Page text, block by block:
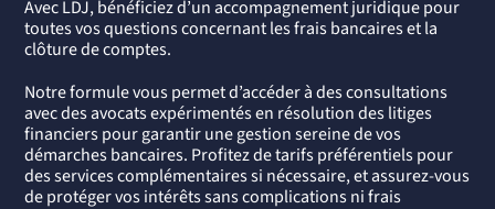
Avec LDJ, bénéficiez d’un accompagnement juridique pour
toutes vos questions concernant les frais bancaires et la
clôture de comptes.
Notre formule vous permet d’accéder à des consultations
avec des avocats expérimentés en résolution des litiges
financiers pour garantir une gestion sereine de vos
démarches bancaires. Profitez de tarifs préférentiels pour
des services complémentaires si nécessaire, et assurez-vous
de protéger vos intérêts sans complications ni frais